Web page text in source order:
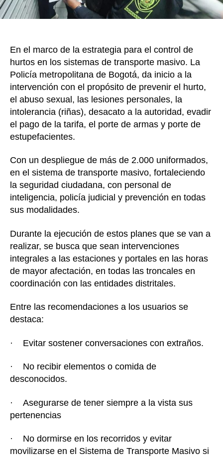
y
En el marco de la estrategia para el control de
hurtos en los sistemas de transporte masivo. La
Policía metropolitana de Bogotá, da inicio a la
intervención con el propósito de prevenir el hurto,
el abuso sexual, las lesiones personales, la
intolerancia (riñas), desacato a la autoridad, evadir
el pago de la tarifa, el porte de armas y porte de
estupefacientes.
Con un despliegue de más de 2.000 uniformados,
en el sistema de transporte masivo, fortaleciendo
la seguridad ciudadana, con personal de
inteligencia, policía judicial y prevención en todas
sus modalidades.
Durante la ejecución de estos planes que se van a
realizar, se busca que sean intervenciones
integrales a las estaciones y portales en las horas
de mayor afectación, en todas las troncales en
coordinación con las entidades distritales.
Entre las recomendaciones a los usuarios se
destaca:
· Evitar sostener conversaciones con extraños.
· No recibir elementos o comida de
desconocidos.
· Asegurarse de tener siempre a la vista sus
pertenencias
· No dormirse en los recorridos y evitar
movilizarse en el Sistema de Transporte Masivo si